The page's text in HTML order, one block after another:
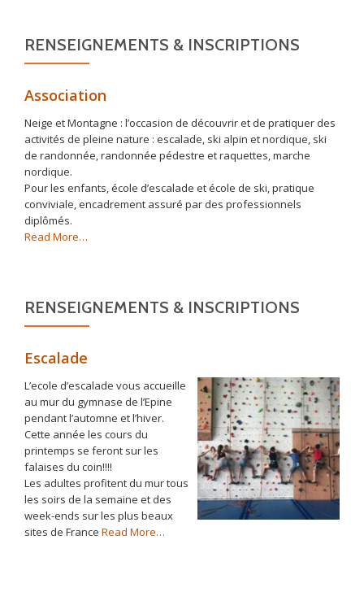
RENSEIGNEMENTS & INSCRIPTIONS
Association
Neige et Montagne : l’occasion de découvrir et de pratiquer des
activités de pleine nature : escalade, ski alpin et nordique, ski
de randonnée, randonnée pédestre et raquettes, marche
nordique.
Pour les enfants, école d’escalade et école de ski, pratique
conviviale, encadrement assuré par des professionnels
diplômés.
Read Moreabout
…
RENSEIGNEMENTS & INSCRIPTIONS
Escalade
L’ecole d’escalade vous accueille
au mur du gymnase de l’Epine
pendant l’automne et l’hiver.
Cette année les cours du
printemps se feront sur les
falaises du coin!!!!
Les adultes profitent du mur tous
les soirs de la semaine et des
week-ends sur les plus beaux
sites de France Read Moreabout
…